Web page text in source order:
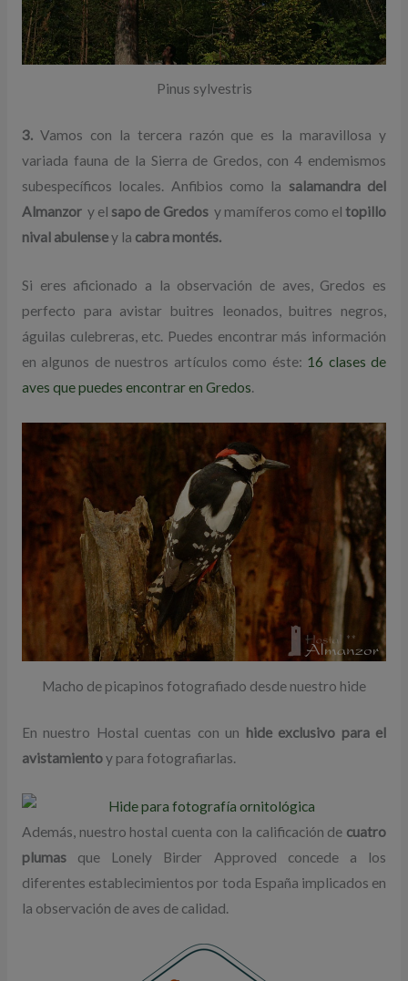
Pinus sylvestris
3. Vamos con la tercera razón que es la maravillosa y
variada fauna de la Sierra de Gredos, con 4 endemismos
subespecíficos locales. Anfibios como la salamandra del
Almanzor y elsapo de Gredosy mamíferos como eltopillo
nival abulensey la cabra montés.
Si eres aficionado a la observación de aves, Gredos es
perfecto para avistar buitres leonados, buitres negros,
águilas culebreras, etc. Puedes encontrar más información
en algunos de nuestros artículos como éste: 16 clases de
aves que puedes encontrar en Gredos.
Macho de picapinos fotografiado desde nuestro hide
En nuestro Hostal cuentas con un hide exclusivo para el
avistamientoy para fotografiarlas.
Además, nuestro hostal cuenta con la calificación de cuatro
plumasque Lonely Birder Approved concede a los
diferentes establecimientos por toda España implicados en
la observación de aves de calidad.